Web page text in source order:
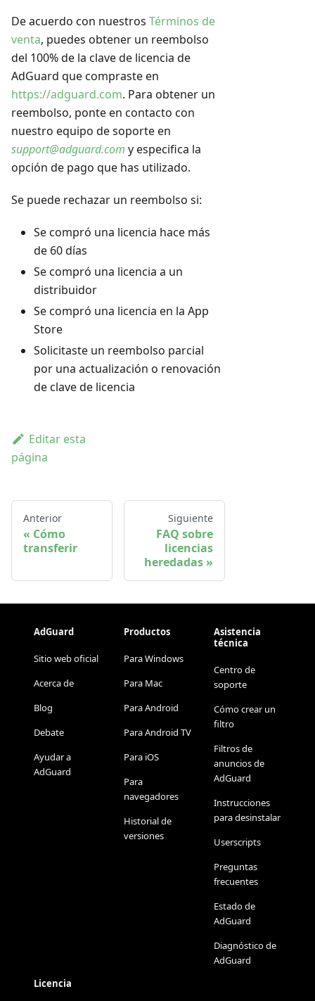
De acuerdo con nuestros Términos de
venta, puedes obtener un reembolso
del 100% de la clave de licencia de
AdGuard que compraste en
https://adguard.com. Para obtener un
reembolso, ponte en contacto con
nuestro equipo de soporte en
support@adguard.com y especifica la
opción de pago que has utilizado.
Se puede rechazar un reembolso si:
Se compró una licencia hace más
de 60 días
Se compró una licencia a un
distribuidor
Se compró una licencia en la App
Store
Solicitaste un reembolso parcial
por una actualización o renovación
de clave de licencia
Editar esta
página
Anterior
Cómo
transferir
Siguiente
FAQ sobre
licencias
heredadas
AdGuard
Sitio web oficial
Acerca de
Blog
Debate
Ayudar a
AdGuard
Productos
Para Windows
Para Mac
Para Android
Para Android TV
Para iOS
Para
navegadores
Historial de
versiones
Asistencia
técnica
Centro de
soporte
Cómo crear un
filtro
Filtros de
anuncios de
AdGuard
Instrucciones
para desinstalar
Userscripts
Preguntas
frecuentes
Estado de
AdGuard
Diagnóstico de
AdGuard
Licencia